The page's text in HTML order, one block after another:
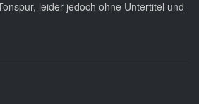
leider jedoch ohne Untertitel und